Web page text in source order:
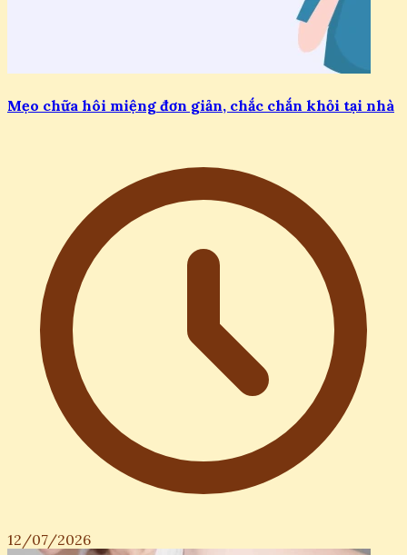
Mẹo chữa hôi miệng đơn giản, chắc chắn khỏi tại nhà
12/07/2026